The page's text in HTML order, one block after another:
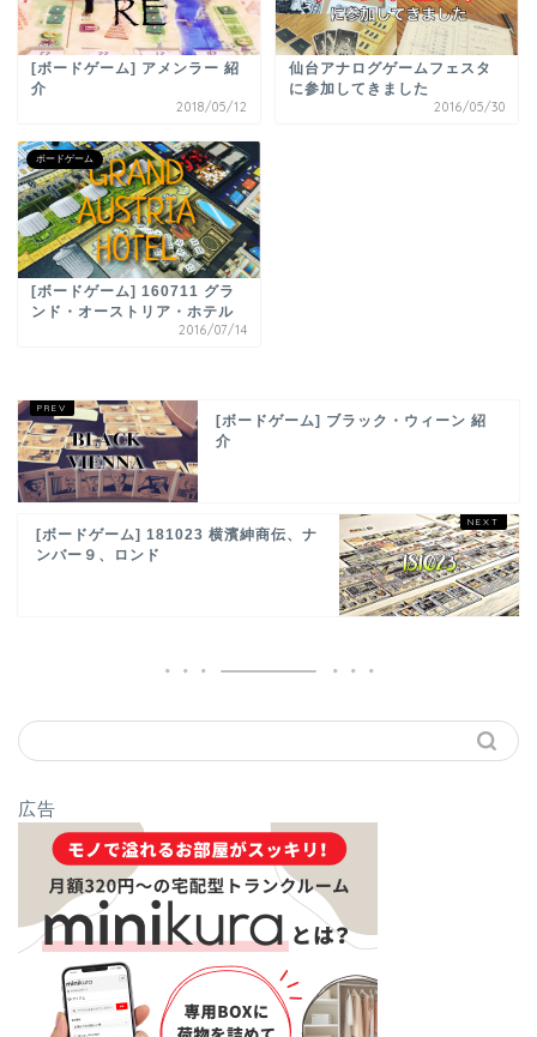
[ボードゲーム] アメンラー 紹
介
2018/05/12
仙台アナログゲームフェスタ
に参加してきました
2016/05/30
ボードゲーム
[ボードゲーム] 160711 グラ
ンド・オーストリア・ホテル
2016/07/14
[ボードゲーム] ブラック・ウィーン 紹
介
[ボードゲーム] 181023 横濱紳商伝、ナ
ンバー９、ロンド
広告